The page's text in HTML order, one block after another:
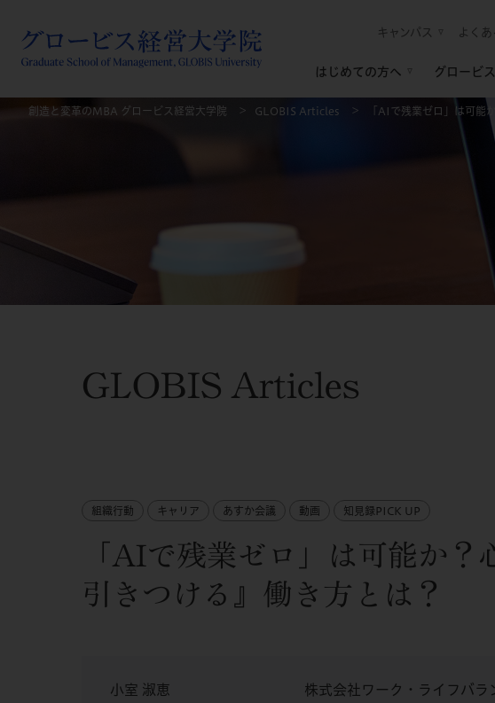
キャンパス よくあ
はじめての方へ グロービ
創造と変革のMBA グロービス経営大学院 GLOBIS Articles 「AIで残業ゼロ」は可能
GLOBIS Articles
組織行動 キャリア あすか会議 動画 知見録PICK UP
「AIで残業ゼロ」は可能か
引きつける』働き方とは？
小室 淑恵 株式会社ワーク・ライフバラ